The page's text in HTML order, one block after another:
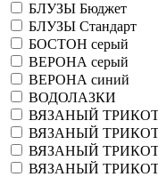
БЛУЗЫ Бюджет
БЛУЗЫ Стандарт
БОСТОН серый
ВЕРОНА серый
ВЕРОНА синий
ВОДОЛАЗКИ
ВЯЗАНЫЙ
ВЯЗАНЫЙ
ВЯЗАНЫЙ
ВЯЗАНЫЙ